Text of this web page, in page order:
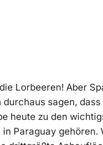
Lorbeeren! Aber
durchaus sagen,
heute zu den
Paraguay gehören.